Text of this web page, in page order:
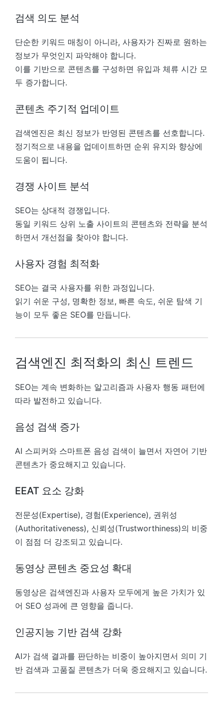
검색 의도 분석
단순한 키워드 매칭이 아니라, 사용자가 진짜로 원하는
정보가 무엇인지 파악해야 합니다.
이를 기반으로 콘텐츠를 구성하면 유입과 체류 시간 모
두 증가합니다.
콘텐츠 주기적 업데이트
검색엔진은 최신 정보가 반영된 콘텐츠를 선호합니다.
정기적으로 내용을 업데이트하면 순위 유지와 향상에
도움이 됩니다.
경쟁 사이트 분석
SEO는 상대적 경쟁입니다.
동일 키워드 상위 노출 사이트의 콘텐츠와 전략을 분석
하면서 개선점을 찾아야 합니다.
사용자 경험 최적화
SEO는 결국 사용자를 위한 과정입니다.
읽기 쉬운 구성, 명확한 정보, 빠른 속도, 쉬운 탐색 기
능이 모두 좋은 SEO를 만듭니다.
검색엔진 최적화의 최신 트렌드
SEO는 계속 변화하는 알고리즘과 사용자 행동 패턴에
따라 발전하고 있습니다.
음성 검색 증가
AI 스피커와 스마트폰 음성 검색이 늘면서 자연어 기반
콘텐츠가 중요해지고 있습니다.
EEAT 요소 강화
전문성(Expertise), 경험(Experience), 권위성
(Authoritativeness), 신뢰성(Trustworthiness)의 비중
이 점점 더 강조되고 있습니다.
동영상 콘텐츠 중요성 확대
동영상은 검색엔진과 사용자 모두에게 높은 가치가 있
어 SEO 성과에 큰 영향을 줍니다.
인공지능 기반 검색 강화
AI가 검색 결과를 판단하는 비중이 높아지면서 의미 기
반 검색과 고품질 콘텐츠가 더욱 중요해지고 있습니다.